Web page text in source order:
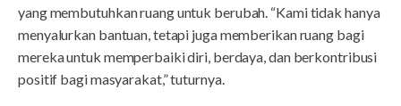
yang membutuhkan ruang untuk berubah. “Kami tidak hanya
menyalurkan bantuan, tetapi juga memberikan ruang bagi
mereka untuk memperbaiki diri, berdaya, dan berkontribusi
positif bagi masyarakat,” tuturnya.